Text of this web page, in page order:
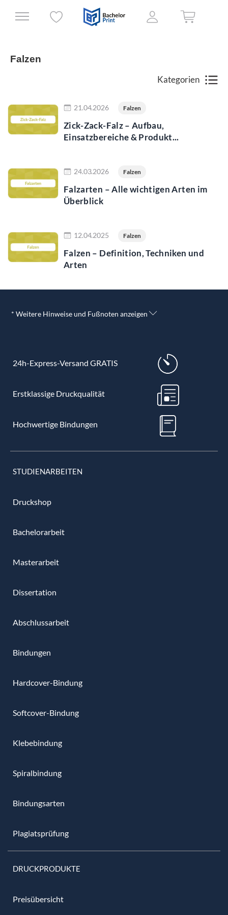
Falzen
Kategorien
21.04.2026 Falzen
Zick-Zack-Falz – Aufbau,
Einsatzbereiche & Produkt...
24.03.2026 Falzen
Falzarten – Alle wichtigen Arten im
Überblick
12.04.2025 Falzen
Falzen – Definition, Techniken und
Arten
* Weitere Hinweise und Fußnoten anzeigen
24h-Express-Versand GRATIS
Erstklassige Druckqualität
Hochwertige Bindungen
STUDIENARBEITEN
Druckshop
Bachelorarbeit
Masterarbeit
Dissertation
Abschlussarbeit
Bindungen
Hardcover-Bindung
Softcover-Bindung
Klebebindung
Spiralbindung
Bindungsarten
Plagiatsprüfung
DRUCKPRODUKTE
Preisübersicht